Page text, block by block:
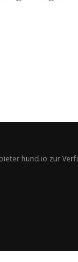
hund.io zur